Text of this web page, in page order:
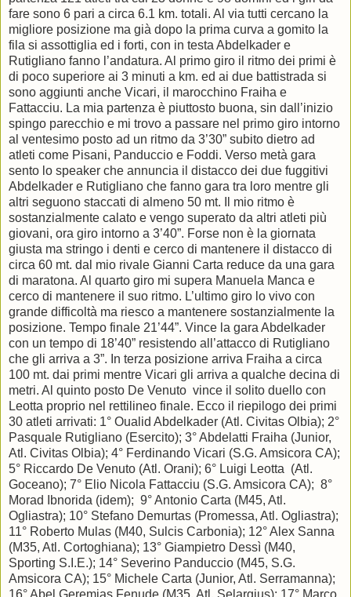
fare sono 6 pari a circa 6.1 km. totali. Al via tutti cercano la
migliore posizione ma già dopo la prima curva a gomito la
fila si assottiglia ed i forti, con in testa Abdelkader e
Rutigliano fanno l’andatura. Al primo giro il ritmo dei primi è
di poco superiore ai 3 minuti a km. ed ai due battistrada si
sono aggiunti anche Vicari, il marocchino Fraiha e
Fattacciu. La mia partenza è piuttosto buona, sin dall’inizio
spingo parecchio e mi trovo a passare nel primo giro intorno
al ventesimo posto ad un ritmo da 3’30” subito dietro ad
atleti come Pisani, Panduccio e Foddi. Verso metà gara
sento lo speaker che annuncia il distacco dei due fuggitivi
Abdelkader e Rutigliano che fanno gara tra loro mentre gli
altri seguono staccati di almeno 50 mt. Il mio ritmo è
sostanzialmente calato e vengo superato da altri atleti più
giovani, ora giro intorno a 3’40”. Forse non è la giornata
giusta ma stringo i denti e cerco di mantenere il distacco di
circa 60 mt. dal mio rivale Gianni Carta reduce da una gara
di maratona. Al quarto giro mi supera Manuela Manca e
cerco di mantenere il suo ritmo. L’ultimo giro lo vivo con
grande difficoltà ma riesco a mantenere sostanzialmente la
posizione. Tempo finale 21’44”. Vince la gara Abdelkader
con un tempo di 18’40” resistendo all’attacco di Rutigliano
che gli arriva a 3”. In terza posizione arriva Fraiha a circa
100 mt. dai primi mentre Vicari gli arriva a qualche decina di
metri. Al quinto posto De Venuto vince il solito duello con
Leotta proprio nel rettilineo finale. Ecco il riepilogo dei primi
30 atleti arrivati: 1° Oualid Abdelkader (Atl. Civitas Olbia); 2°
Pasquale Rutigliano (Esercito); 3° Abdelatti Fraiha (Junior,
Atl. Civitas Olbia); 4° Ferdinando Vicari (S.G. Amsicora CA);
5° Riccardo De Venuto (Atl. Orani); 6° Luigi Leotta (Atl.
Goceano); 7° Elio Nicola Fattacciu (S.G. Amsicora CA); 8°
Morad Ibnorida (idem); 9° Antonio Carta (M45, Atl.
Ogliastra); 10° Stefano Demurtas (Promessa, Atl. Ogliastra);
11° Roberto Mulas (M40, Sulcis Carbonia); 12° Alex Sanna
(M35, Atl. Cortoghiana); 13° Giampietro Dessì (M40,
Sporting S.I.E.); 14° Severino Panduccio (M45, S.G.
Amsicora CA); 15° Michele Carta (Junior, Atl. Serramanna);